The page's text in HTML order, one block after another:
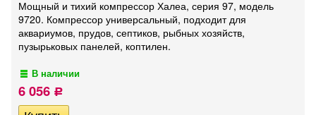
Мощный и тихий компрессор Халеа, серия 97, модель
9720. Компрессор универсальный, подходит для
аквариумов, прудов, септиков, рыбных хозяйств,
пузырьковых панелей, коптилен.
В наличии
6 056 Р